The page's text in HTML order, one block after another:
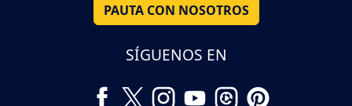
PAUTA CON NOSOTROS
SÍGUENOS EN